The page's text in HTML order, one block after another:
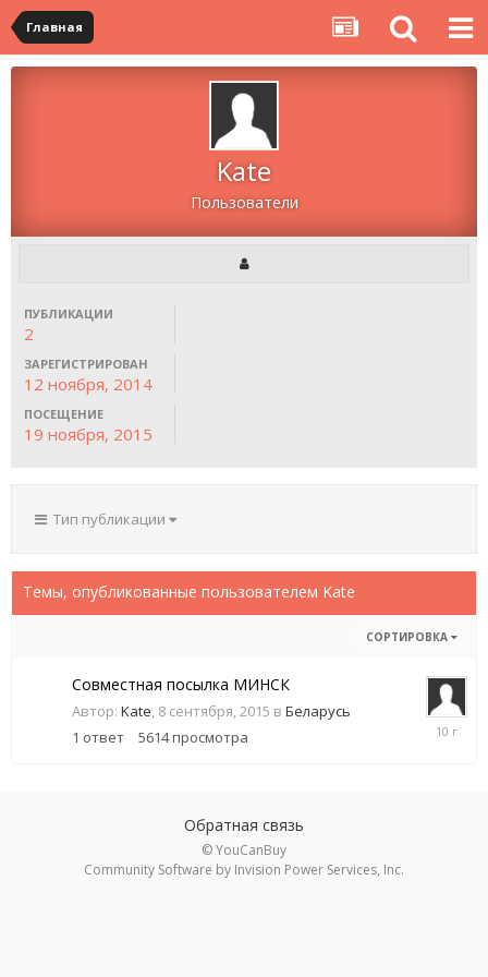
Главная
Kate
Пользователи
ПУБЛИКАЦИИ
2
ЗАРЕГИСТРИРОВАН
12 ноября, 2014
ПОСЕЩЕНИЕ
19 ноября, 2015
Тип публикации
Темы, опубликованные пользователем Kate
СОРТИРОВКА
Совместная посылка МИНСК
Автор: Kate, 8 сентября, 2015 в Беларусь
1 ответ 5614просмотра
19
Обратная связь
© YouCanBuy
Community Software by Invision Power Services, Inc.